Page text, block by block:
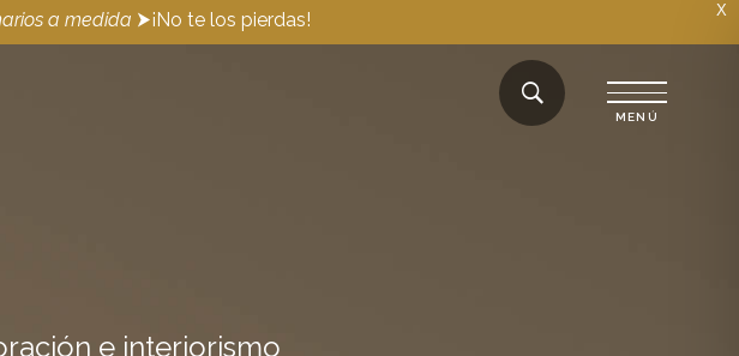
X
a medida ⮞¡No te los pierdas!
e interiorismo